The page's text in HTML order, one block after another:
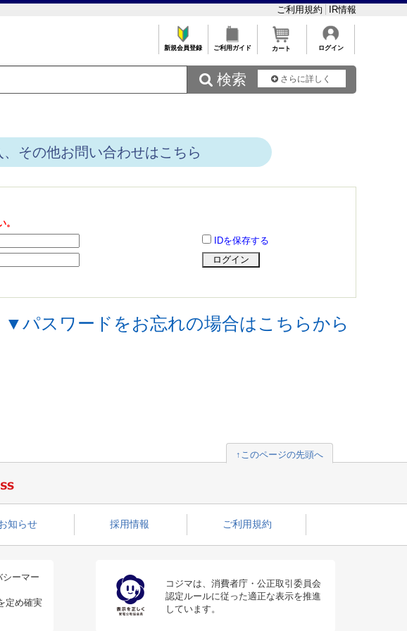
ご利用規約 IR情報
新規会員登録 ご利用ガイド カート ログイン
 検索 さらに詳しく
その他お問い合わせはこちら
IDを保存する
▼パスワードをお忘れの場合はこちらから
↑このページの先頭へ
知らせ 採用情報 ご利用規約
ーマー
定め確実
コジマは、消費者庁・公正取引委員会
認定ルールに従った適正な表示を推進
しています。